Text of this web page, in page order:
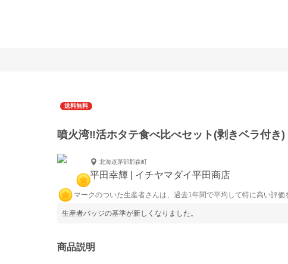
送料無料
噴火湾‼️活ホタテ食べ比べセット(剥きベラ付き)
北海道茅部郡森町
平田幸輝 | イチヤマダイ平田商店
マークのついた生産者さんは、過去1年間で平均して特に高い評価
生産者バッジの基準が新しくなりました。
商品説明